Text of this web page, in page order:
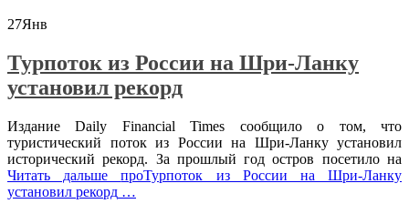
27Янв
Турпоток из России на Шри-Ланку
установил рекорд
Издание Daily Financial Times сообщило о том, что
туристический поток из России на Шри-Ланку установил
исторический рекорд. За прошлый год остров посетило на
Читать дальшепроТурпоток из России на Шри-Ланку
установил рекорд …